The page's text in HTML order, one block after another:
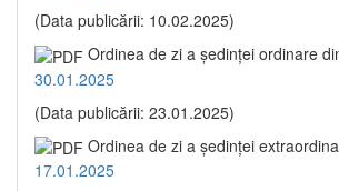
(Data publicării: 10.02.2025)
Ordinea de zi a şedinţei ordinare
30.01.2025
(Data publicării: 23.01.2025)
Ordinea de zi a şedinţei
17.01.2025